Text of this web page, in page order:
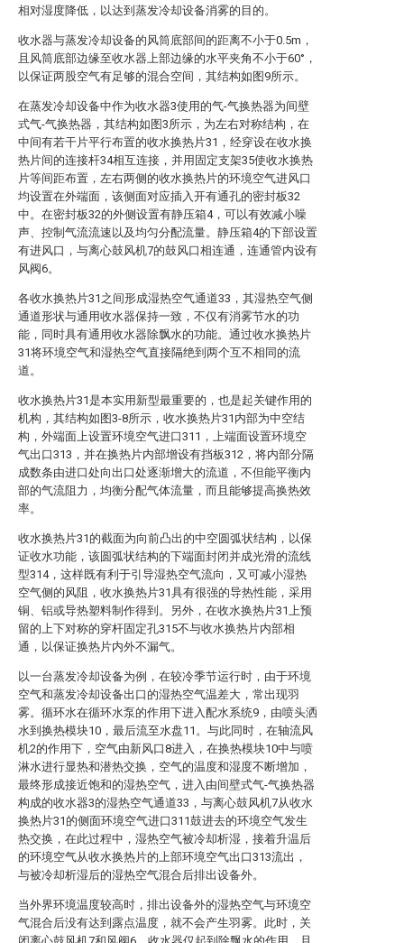
相对湿度降低，以达到蒸发冷却设备消雾的目的。
收水器与蒸发冷却设备的风筒底部间的距离不小于0.5m，
且风筒底部边缘至收水器上部边缘的水平夹角不小于60°，
以保证两股空气有足够的混合空间，其结构如图9所示。
在蒸发冷却设备中作为收水器3使用的气-气换热器为间壁
式气-气换热器，其结构如图3所示，为左右对称结构，在
中间有若干片平行布置的收水换热片31，经穿设在收水换
热片间的连接杆34相互连接，并用固定支架35使收水换热
片等间距布置，左右两侧的收水换热片的环境空气进风口
均设置在外端面，该侧面对应插入开有通孔的密封板32
中。在密封板32的外侧设置有静压箱4，可以有效减小噪
声、控制气流流速以及均匀分配流量。静压箱4的下部设置
有进风口，与离心鼓风机7的鼓风口相连通，连通管内设有
风阀6。
各收水换热片31之间形成湿热空气通道33，其湿热空气侧
通道形状与通用收水器保持一致，不仅有消雾节水的功
能，同时具有通用收水器除飘水的功能。通过收水换热片
31将环境空气和湿热空气直接隔绝到两个互不相同的流
道。
收水换热片31是本实用新型最重要的，也是起关键作用的
机构，其结构如图3-8所示，收水换热片31内部为中空结
构，外端面上设置环境空气进口311，上端面设置环境空
气出口313，并在换热片内部增设有挡板312，将内部分隔
成数条由进口处向出口处逐渐增大的流道，不但能平衡内
部的气流阻力，均衡分配气体流量，而且能够提高换热效
率。
收水换热片31的截面为向前凸出的中空圆弧状结构，以保
证收水功能，该圆弧状结构的下端面封闭并成光滑的流线
型314，这样既有利于引导湿热空气流向，又可减小湿热
空气侧的风阻，收水换热片31具有很强的导热性能，采用
铜、铝或导热塑料制作得到。另外，在收水换热片31上预
留的上下对称的穿杆固定孔315不与收水换热片内部相
通，以保证换热片内外不漏气。
以一台蒸发冷却设备为例，在较冷季节运行时，由于环境
空气和蒸发冷却设备出口的湿热空气温差大，常出现羽
雾。循环水在循环水泵的作用下进入配水系统9，由喷头洒
水到换热模块10，最后流至水盘11。与此同时，在轴流风
机2的作用下，空气由新风口8进入，在换热模块10中与喷
淋水进行显热和潜热交换，空气的温度和湿度不断增加，
最终形成接近饱和的湿热空气，进入由间壁式气-气换热器
构成的收水器3的湿热空气通道33，与离心鼓风机7从收水
换热片31的侧面环境空气进口311鼓进去的环境空气发生
热交换，在此过程中，湿热空气被冷却析湿，接着升温后
的环境空气从收水换热片的上部环境空气出口313流出，
与被冷却析湿后的湿热空气混合后排出设备外。
当外界环境温度较高时，排出设备外的湿热空气与环境空
气混合后没有达到露点温度，就不会产生羽雾。此时，关